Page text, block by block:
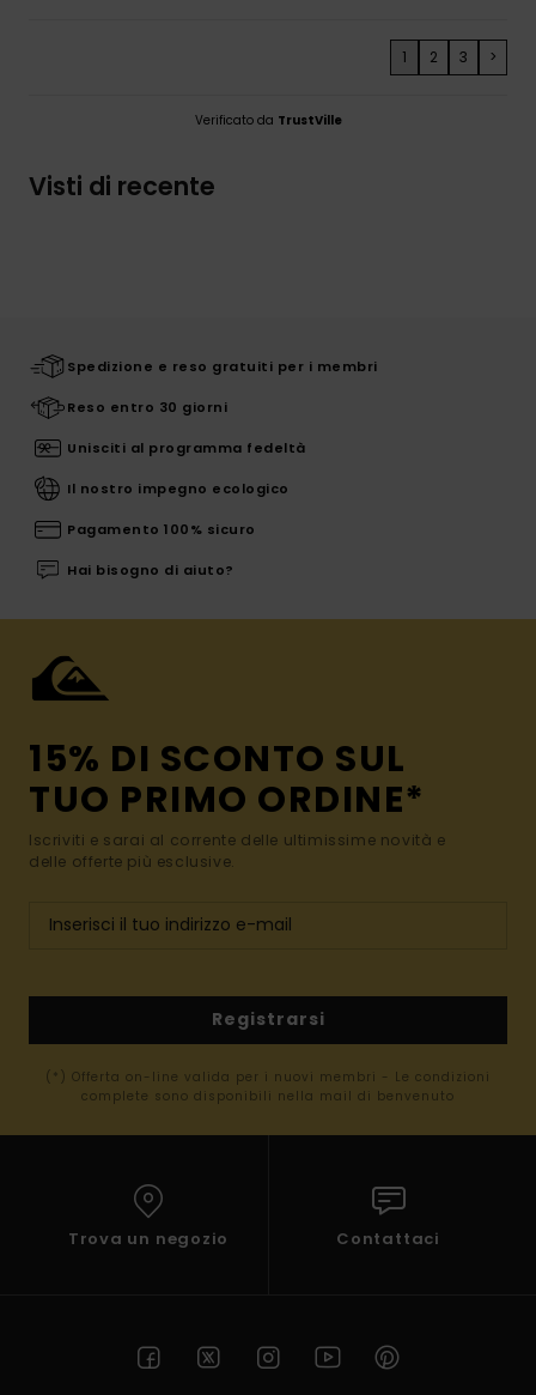
1 2 3 >
Verificato da TrustVille
Visti di recente
Spedizione e reso gratuiti per i membri
Reso entro 30 giorni
Unisciti al programma fedeltà
Il nostro impegno ecologico
Pagamento 100% sicuro
Hai bisogno di aiuto?
15% DI SCONTO SUL
TUO PRIMO ORDINE*
Iscriviti e sarai al corrente delle ultimissime novità e
delle offerte più esclusive.
Registrarsi
(*) Offerta on-line valida per i nuovi membri - Le condizioni
complete sono disponibili nella mail di benvenuto
Trova un negozio Contattaci